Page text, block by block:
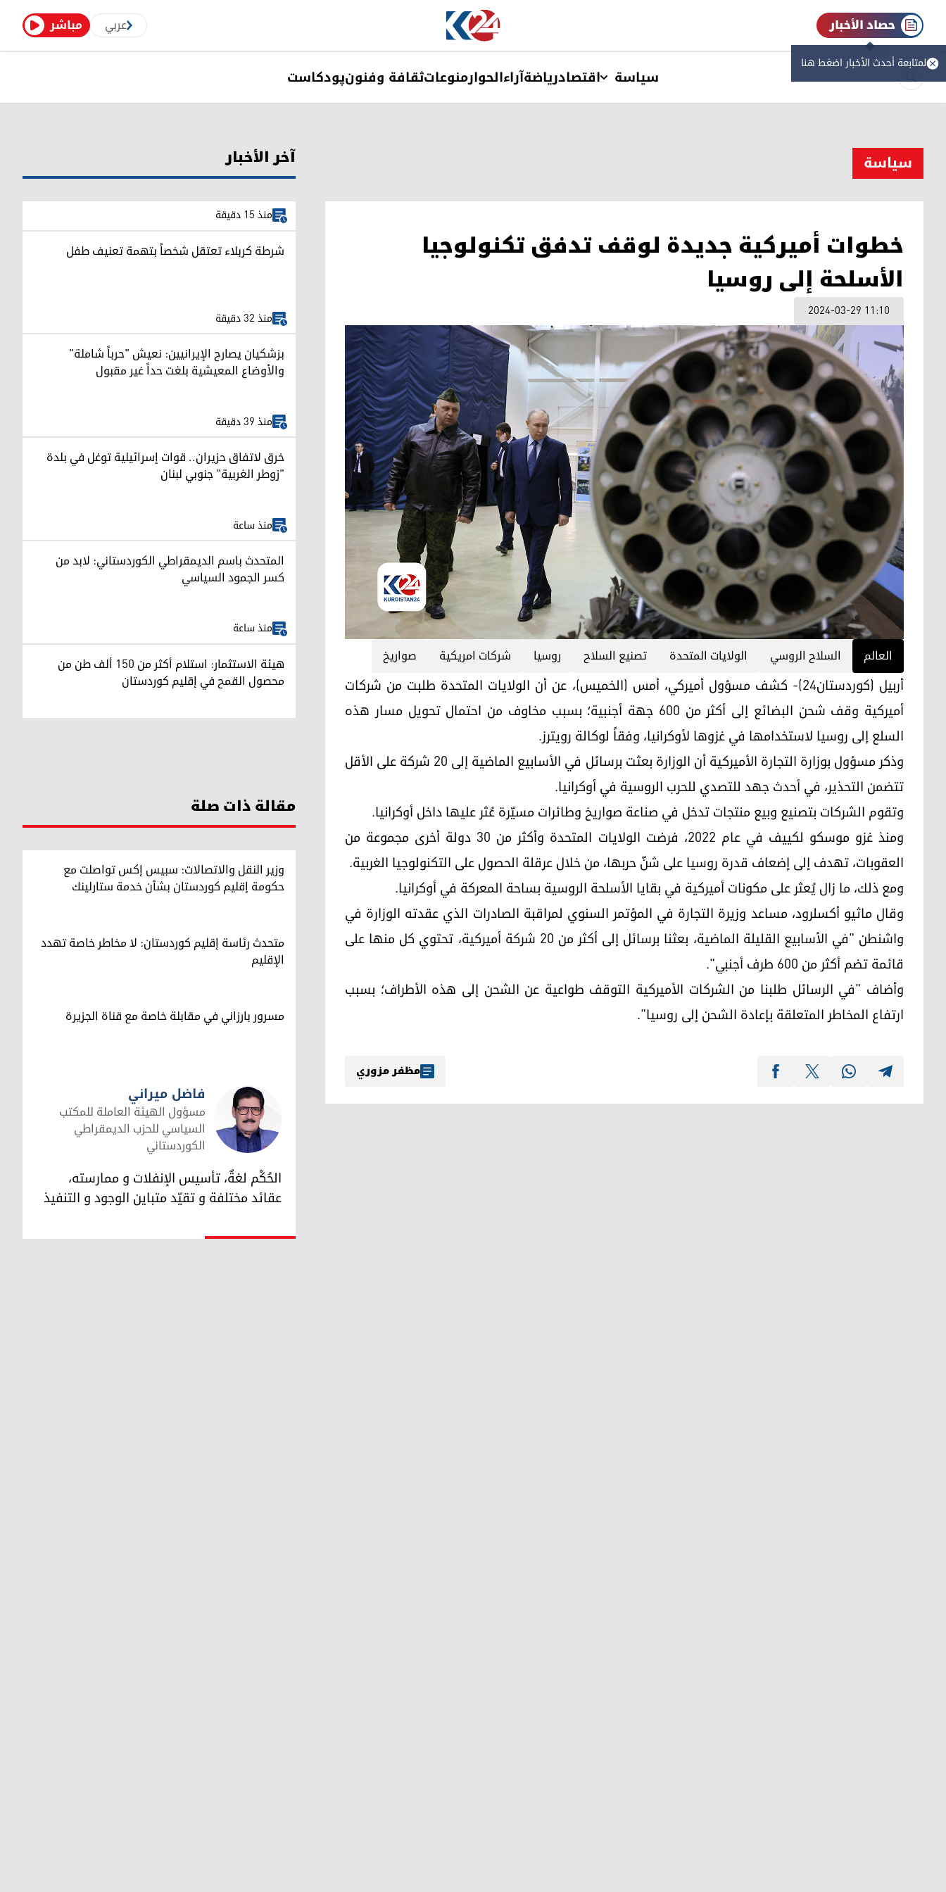
مباشر عربي حصاد الأخبار
لمتابعة أحدث الأخبار اضغط هنا
سیاسة اقتصادریاضةآراءالحوارمنوعاتثقافة وفنونپودکاست
سیاسة
خطوات أميركية جديدة لوقف تدفق تكنولوجيا
الأسلحة إلى روسيا
2024-03-29 11:10
العالم السلاح الروسي الولايات المتحدة تصنيع السلاح روسيا شركات امريكية صواريخ
أربيل (كوردستان24)- كشف مسؤول أميركي، أمس (الخميس)، عن أن الولايات المتحدة طلبت من شركات
أميركية وقف شحن البضائع إلى أكثر من 600 جهة أجنبية؛ بسبب مخاوف من احتمال تحويل مسار هذه
السلع إلى روسيا لاستخدامها في غزوها لأوكرانيا، وفقاً لوكالة رويترز.
وذكر مسؤول بوزارة التجارة الأميركية أن الوزارة بعثت برسائل في الأسابيع الماضية إلى 20 شركة على الأقل
تتضمن التحذير، في أحدث جهد للتصدي للحرب الروسية في أوكرانيا.
وتقوم الشركات بتصنيع وبيع منتجات تدخل في صناعة صواريخ وطائرات مسيّرة عُثر عليها داخل أوكرانيا.
ومنذ غزو موسكو لكييف في عام 2022، فرضت الولايات المتحدة وأكثر من 30 دولة أخرى مجموعة من
العقوبات، تهدف إلى إضعاف قدرة روسيا على شنّ حربها، من خلال عرقلة الحصول على التكنولوجيا الغربية.
ومع ذلك، ما زال يُعثر على مكونات أميركية في بقايا الأسلحة الروسية بساحة المعركة في أوكرانيا.
وقال ماثيو أكسلرود، مساعد وزيرة التجارة في المؤتمر السنوي لمراقبة الصادرات الذي عقدته الوزارة في
واشنطن "في الأسابيع القليلة الماضية، بعثنا برسائل إلى أكثر من 20 شركة أميركية، تحتوي كل منها على
قائمة تضم أكثر من 600 طرف أجنبي".
وأضاف "في الرسائل طلبنا من الشركات الأميركية التوقف طواعية عن الشحن إلى هذه الأطراف؛ بسبب
ارتفاع المخاطر المتعلقة بإعادة الشحن إلى روسيا".
مظفر مزوري
آخر الأخبار
منذ 15 دقيقة
شرطة كربلاء تعتقل شخصاً بتهمة تعنيف طفل
منذ 32 دقيقة
بزشكيان يصارح الإيرانيين: نعيش "حرباً شاملة"
والأوضاع المعيشية بلغت حداً غير مقبول
منذ 39 دقيقة
خرق لاتفاق حزيران.. قوات إسرائيلية توغل في بلدة
"زوطر الغربية" جنوبي لبنان
منذ ساعة
المتحدث باسم الديمقراطي الكوردستاني: لابد من
كسر الجمود السياسي
منذ ساعة
هيئة الاستثمار: استلام أكثر من 150 ألف طن من
محصول القمح في إقليم كوردستان
مقالة ذات صلة
وزير النقل والاتصالات: سبيس إكس تواصلت مع
حكومة إقليم كوردستان بشأن خدمة ستارلينك
متحدث رئاسة إقليم كوردستان: لا مخاطر خاصة تهدد
الإقليم
مسرور بارزاني في مقابلة خاصة مع قناة الجزيرة
فاضل ميراني
فاضل ميراني
مسؤول الهيئة العاملة للمكتب
السياسي للحزب الديمقراطي
الكوردستاني
الحُكْم لغةٌ، تأسيس الإنفلات و ممارسته،
عقائد مختلفة و تقيّد متباين الوجود و التنفيذ